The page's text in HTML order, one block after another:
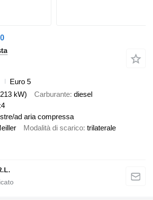
Euro 5
kW) Carburante diesel
ad aria compressa
Modalità di scarico trilaterale